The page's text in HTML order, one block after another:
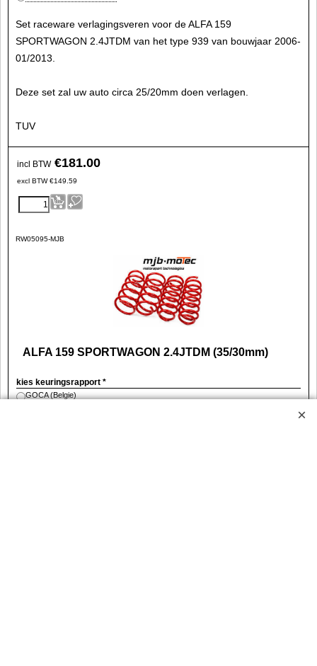
Set raceware verlagingsveren voor de ALFA 159
SPORTWAGON 2.4JTDM van het type 939 van bouwjaar 2006-
01/2013.
Deze set zal uw auto circa 25/20mm doen verlagen.
TUV
incl BTW €181.00
excl BTW €149.59
RW05095-MJB
ALFA 159 SPORTWAGON 2.4JTDM (35/30mm)
kies keuringsrapport *
GOCA (Belgie)